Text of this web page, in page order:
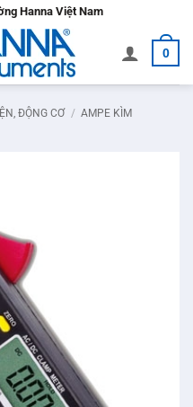
Hanna Việt Nam
0
ĐỘNG CƠ / AMPE KÌM